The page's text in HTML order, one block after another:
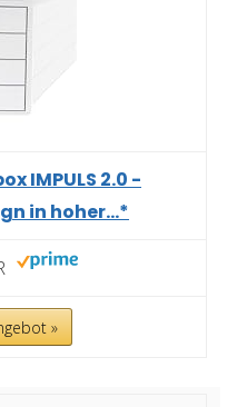
IMPULS 2.0 -
in hoher...*
»